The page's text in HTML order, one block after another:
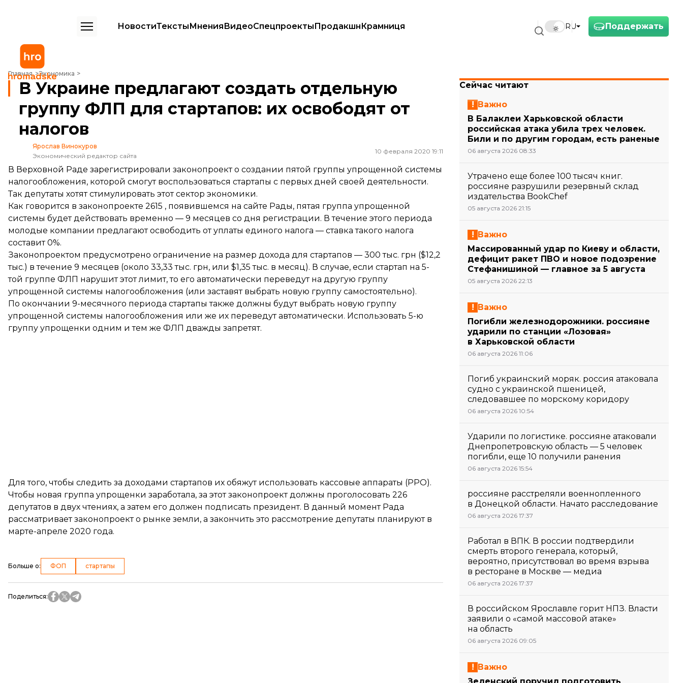
Поддержать
RU
НовостиТекстыМненияВидеоСпецпроектыПродакшнКрамниця
Главная Экономика
В Украине предлагают создать отдельную группу ФЛП для стартапов: их освободят от налогов
В Украине предлагают создать отдельную
группу ФЛП для стартапов: их освободят от
налогов
Ярослав Винокуров
Экономический редактор сайта
10 февраля 2020 19:11
В Верховной Раде зарегистрировали законопроект о создании пятой группы упрощенной системы
налогообложения, которой смогут воспользоваться стартапы с первых дней своей деятельности.
Так депутаты хотят стимулировать этот сектор экономики.
Как говорится в законопроекте 2615 , появившемся на сайте Рады, пятая группа упрощенной
системы будет действовать временно — 9 месяцев со дня регистрации. В течение этого периода
молодые компании предлагают освободить от уплаты единого налога — ставка такого налога
составит 0%.
Законопроектом предусмотрено ограничение на размер дохода для стартапов — 300 тыс. грн ($12,2
тыс.) в течение 9 месяцев (около 33,33 тыс. грн, или $1,35 тыс. в месяц). В случае, если стартап на 5-
той группе ФЛП нарушит этот лимит, то его автоматически переведут на другую группу
упрощенной системы налогообложения (или заставят выбрать новую группу самостоятельно).
По окончании 9-месячного периода стартапы также должны будут выбрать новую группу
упрощенной системы налогообложения или же их переведут автоматически. Использовать 5-ю
группу упрощенки одним и тем же ФЛП дважды запретят.
Для того, чтобы следить за доходами стартапов их обяжут использовать кассовые аппараты (РРО).
Чтобы новая группа упрощенки заработала, за этот законопроект должны проголосовать 226
депутатов в двух чтениях, а затем его должен подписать президент. В данный момент Рада
рассматривает законопроект о рынке земли, а закончить это рассмотрение депутаты планируют в
марте-апреле 2020 года.
Больше о: ФОП стартапы
Поделиться:
Сейчас читают
Важно
В Балаклеи Харьковской области
российская атака убила трех человек.
Били и по другим городам, есть раненые
06 августа 2026 08:33
Утрачено еще более 100 тысяч книг.
россияне разрушили резервный склад
издательства BookChef
05 августа 2026 21:15
Важно
Массированный удар по Киеву и области,
дефицит ракет ПВО и новое подозрение
Стефанишиной — главное за 5 августа
05 августа 2026 22:13
Важно
Погибли железнодорожники. россияне
ударили по станции «Лозовая»
в Харьковской области
06 августа 2026 11:06
Погиб украинский моряк. россия атаковала
судно с украинской пшеницей,
следовавшее по морскому коридору
06 августа 2026 10:54
Ударили по логистике. россияне атаковали
Днепропетровскую область — 5 человек
погибли, еще 10 получили ранения
06 августа 2026 15:54
россияне расстреляли военнопленного
в Донецкой области. Начато расследование
06 августа 2026 17:37
Работал в ВПК. В россии подтвердили
смерть второго генерала, который,
вероятно, присутствовал во время взрыва
в ресторане в Москве — медиа
06 августа 2026 17:37
В российском Ярославле горит НПЗ. Власти
заявили о «самой массовой атаке»
на область
06 августа 2026 09:05
Важно